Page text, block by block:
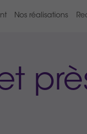
Nos réalisations